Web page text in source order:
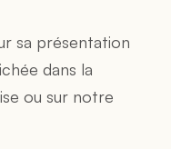
sa présentation
dans la
ou sur notre